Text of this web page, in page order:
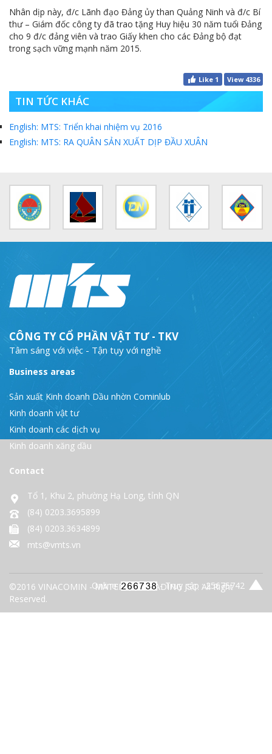
Nhân dịp này, đ/c Lãnh đạo Đảng ủy than Quảng Ninh và đ/c Bí
thư – Giám đốc công ty đã trao tặng Huy hiệu 30 năm tuổi Đảng
cho 9 đ/c đảng viên và trao Giấy khen cho các Đảng bộ đạt
trong sạch vững mạnh năm 2015.
Like 1 View 4336
TIN TỨC KHÁC
English: MTS: Triển khai nhiệm vụ 2016
English: MTS: RA QUÂN SẢN XUẤT DỊP ĐẦU XUÂN
CÔNG TY CỔ PHẦN VẬT TƯ - TKV
Tâm sáng với việc - Tận tụy với nghề
Business areas
Sản xuất Kinh doanh Dầu nhờn Cominlub
Kinh doanh vật tư
Kinh doanh các dịch vụ
Kinh doanh xăng dầu
Contact
Tổ 1, Khu 2, phường Hạ Long, tỉnh QN
(84) 0203.3695899
(84) 0203.3634899
mts@vmts.vn
©2016 VINACOMIN - MATERIALS TRADING JSC. All Right
Reserved.
Online: - Truy cập : 25675742